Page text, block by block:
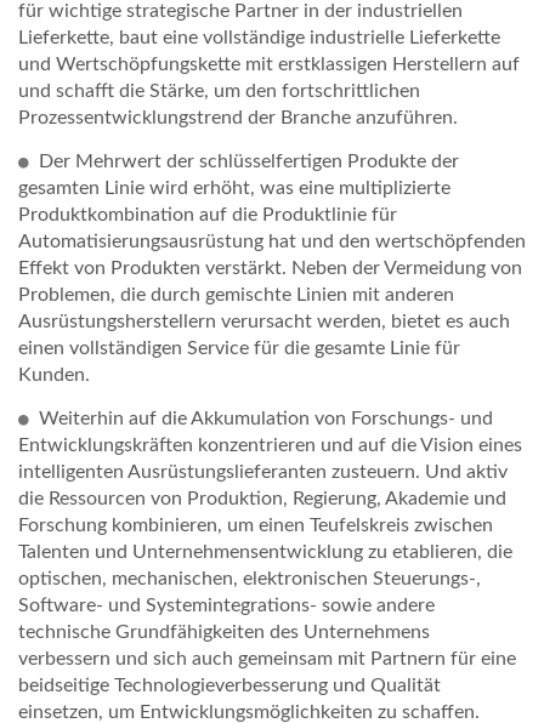
für wichtige strategische Partner in der industriellen
Lieferkette, baut eine vollständige industrielle Lieferkette
und Wertschöpfungskette mit erstklassigen Herstellern auf
und schafft die Stärke, um den fortschrittlichen
Prozessentwicklungstrend der Branche anzuführen.
Der Mehrwert der schlüsselfertigen Produkte der
gesamten Linie wird erhöht, was eine multiplizierte
Produktkombination auf die Produktlinie für
Automatisierungsausrüstung hat und den wertschöpfenden
Effekt von Produkten verstärkt. Neben der Vermeidung von
Problemen, die durch gemischte Linien mit anderen
Ausrüstungsherstellern verursacht werden, bietet es auch
einen vollständigen Service für die gesamte Linie für
Kunden.
Weiterhin auf die Akkumulation von Forschungs- und
Entwicklungskräften konzentrieren und auf die Vision eines
intelligenten Ausrüstungslieferanten zusteuern. Und aktiv
die Ressourcen von Produktion, Regierung, Akademie und
Forschung kombinieren, um einen Teufelskreis zwischen
Talenten und Unternehmensentwicklung zu etablieren, die
optischen, mechanischen, elektronischen Steuerungs-,
Software- und Systemintegrations- sowie andere
technische Grundfähigkeiten des Unternehmens
verbessern und sich auch gemeinsam mit Partnern für eine
beidseitige Technologieverbesserung und Qualität
einsetzen, um Entwicklungsmöglichkeiten zu schaffen.